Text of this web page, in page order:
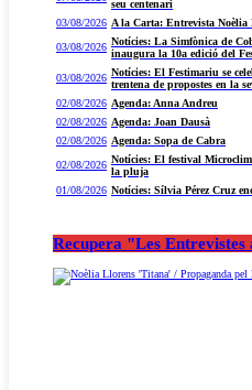
seu centenari
03/08/2026 A la Carta: Entrevista Noèlia
03/08/2026 Notícies: La Simfònica de
inaugura la 10a edició del
03/08/2026 Notícies: El Festimariu se
trentena de propostes en la
02/08/2026 Agenda: Anna Andreu
02/08/2026 Agenda: Joan Dausà
02/08/2026 Agenda: Sopa de Cabra
02/08/2026 Notícies: El festival
la pluja
01/08/2026 Notícies: Sílvia Pérez Cruz
Recupera "Les Entrevistes